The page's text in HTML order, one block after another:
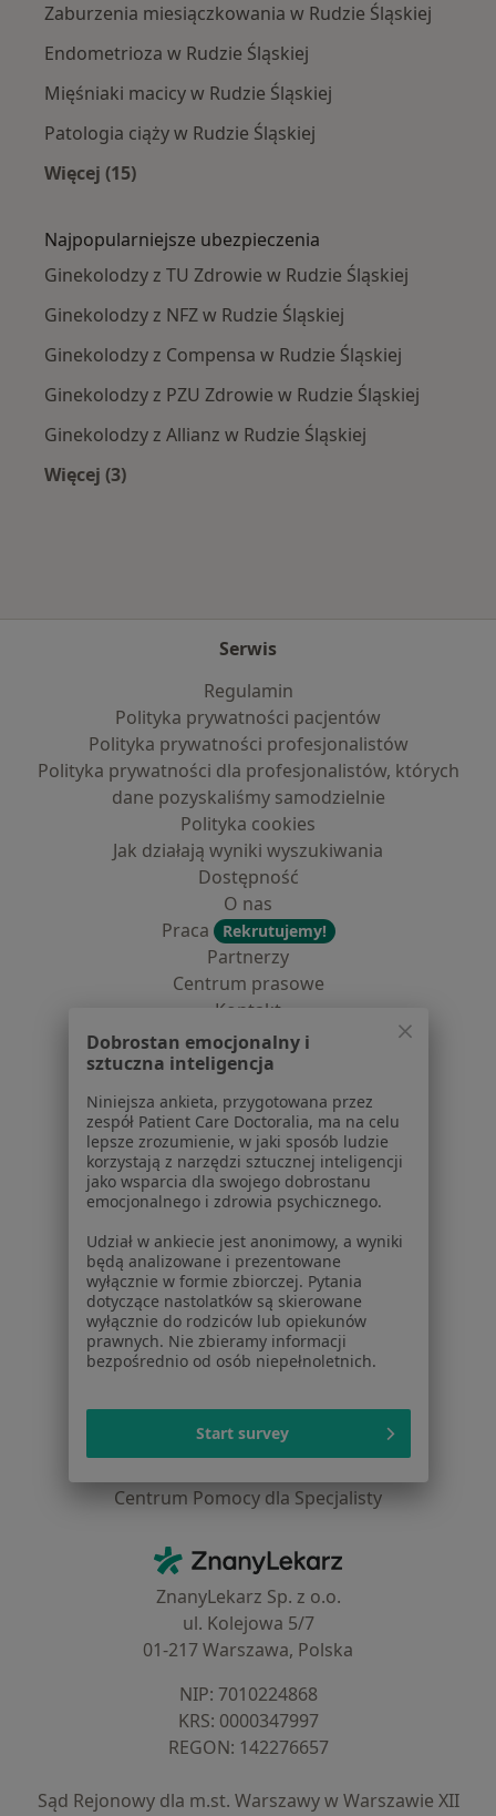
Zaburzenia miesiączkowania w Rudzie Śląskiej
Endometrioza w Rudzie Śląskiej
Mięśniaki macicy w Rudzie Śląskiej
Patologia ciąży w Rudzie Śląskiej
Więcej (15)
Najpopularniejsze ubezpieczenia
Ginekolodzy z TU Zdrowie w Rudzie Śląskiej
Ginekolodzy z NFZ w Rudzie Śląskiej
Ginekolodzy z Compensa w Rudzie Śląskiej
Ginekolodzy z PZU Zdrowie w Rudzie Śląskiej
Ginekolodzy z Allianz w Rudzie Śląskiej
Więcej (3)
Serwis
Regulamin
Polityka prywatności pacjentów
Polityka prywatności profesjonalistów
Polityka prywatności dla profesjonalistów, których
dane pozyskaliśmy samodzielnie
Polityka cookies
Jak działają wyniki wyszukiwania
Dostępność
O nas
Praca
Rekrutujemy!
Partnerzy
Centrum prasowe
Kontakt
Dla pacjentów
Lekarze
Placówki medyczne
Pytania i odpowiedzi
Usługi i zabiegi
Choroby
Aplikacje mobilne
Blog dla pacjentów
Dla profesjonalistów
Cennik
Noa Notes nowość
Centrum Pomocy dla Specjalisty
ZnanyLekarz - Strona główna
ZnanyLekarz Sp. z o.o.
ul. Kolejowa 5/7
01-217 Warszawa, Polska
NIP: ⁠7010224868
KRS: ⁠0000347997
REGON: ⁠142276657
Sąd Rejonowy dla m.st. Warszawy w Warszawie XII
Dobrostan emocjonalny i
sztuczna inteligencja
Niniejsza ankieta, przygotowana przez
zespół Patient Care Doctoralia, ma na celu
lepsze zrozumienie, w jaki sposób ludzie
korzystają z narzędzi sztucznej inteligencji
jako wsparcia dla swojego dobrostanu
emocjonalnego i zdrowia psychicznego.
Udział w ankiecie jest anonimowy, a wyniki
będą analizowane i prezentowane
wyłącznie w formie zbiorczej. Pytania
dotyczące nastolatków są skierowane
wyłącznie do rodziców lub opiekunów
prawnych. Nie zbieramy informacji
bezpośrednio od osób niepełnoletnich.
Start survey